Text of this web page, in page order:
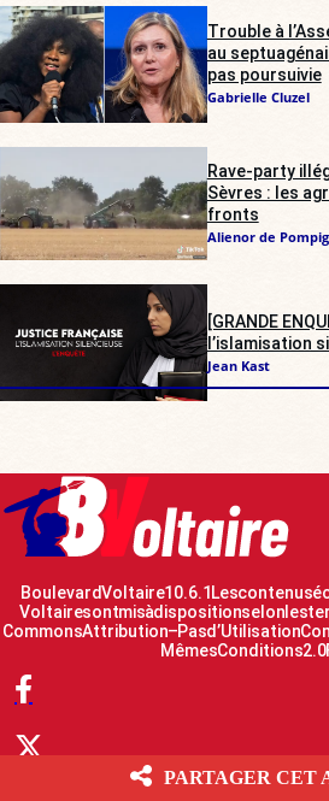
Trouble à
au
pas poursuivie
Gabrielle Cluzel
Rave-party
Sèvres : les
fronts
Alienor de
[GRANDE
l’islamisation
Jean Kast
Boulevard Voltaire 10.6.1 Les contenus
Voltaire sont mis à disposition selon les
Commons Attribution – Pas d’Utilisation
Mêmes Conditions 2.0
PARTAGER CET